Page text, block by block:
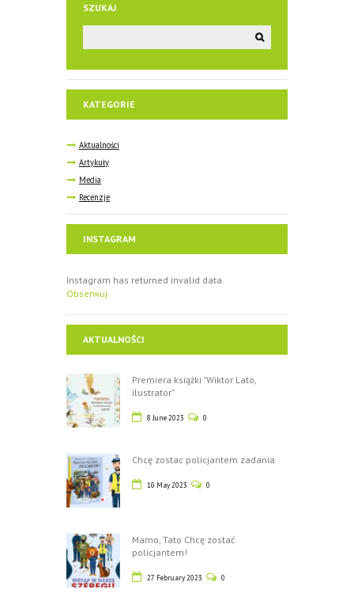
SZUKAJ
KATEGORIE
Aktualności
Artykuły
Media
Recenzje
INSTAGRAM
Instagram has returned invalid data.
Obserwuj
AKTUALNOŚCI
Premiera książki "Wiktor Lato,
ilustrator"
8 June 2023 0
Chcę zostac policjantem zadania
10 May 2023 0
Mamo, Tato Chcę zostać
policjantem!
27 February 2023 0